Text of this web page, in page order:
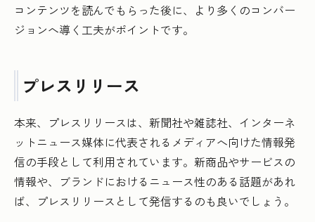
コンテンツを読んでもらった後に、より多くのコンバー
ジョンへ導く工夫がポイントです。
プレスリリース
本来、プレスリリースは、新聞社や雑誌社、インターネ
ットニュース媒体に代表されるメディアへ向けた情報発
信の手段として利用されています。新商品やサービスの
情報や、ブランドにおけるニュース性のある話題があれ
ば、プレスリリースとして発信するのも良いでしょう。